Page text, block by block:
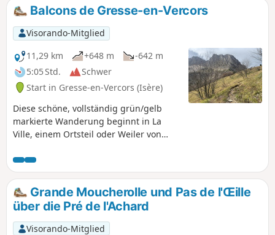
üppig und es war ein wahrer Genuss.
Balcons de Gresse-en-Vercors
Visorando-Mitglied
11,29 km
+648 m
-642 m
5:05 Std.
Schwer
Start in Gresse-en-Vercors (Isère)
Diese schöne, vollständig grün/gelb
markierte Wanderung beginnt in La
Ville, einem Ortsteil oder Weiler von
schönen Blick auf das Dorf und seine
Hochebene sowie auf den Grand
Veymont und den Mont de l'Aiguille. Im
Winter sollte sie jedoch aufgrund ihrer
Unbegehbarkeit unbedingt vermieden
werden.
Grande Moucherolle und Pas de l'Œille
über die Pré de l'Achard
Visorando-Mitglied